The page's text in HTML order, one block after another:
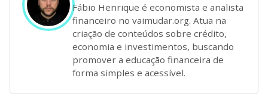
Fábio Henrique é economista e analista
financeiro no vaimudar.org. Atua na
criação de conteúdos sobre crédito,
economia e investimentos, buscando
promover a educação financeira de
forma simples e acessível.